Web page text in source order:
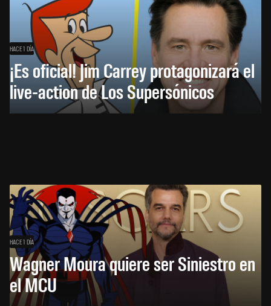
HACE 1 DÍA
¡Es oficial! Jim Carrey protagonizará el
live-action de Los Supersónicos
HACE 1 DÍA
Wagner Moura quiere ser Siniestro en
el MCU